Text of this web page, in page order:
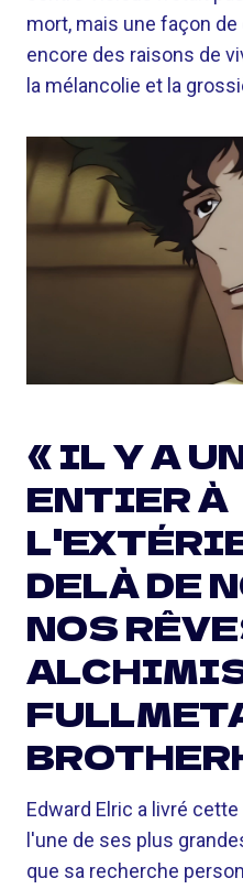
mort, mais une façon
encore des raisons de
la mélancolie et la
« IL Y A
ENTIER À
DELÀ DE
NOS
Edward Elric a livré
l'une de ses plus
que sa recherche